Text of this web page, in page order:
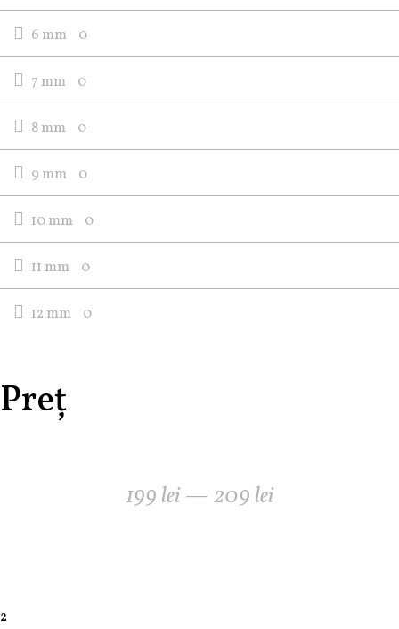
6 mm 0
7 mm 0
8 mm 0
9 mm 0
10 mm 0
11 mm 0
12 mm 0
Preț
199 lei — 209 lei
2